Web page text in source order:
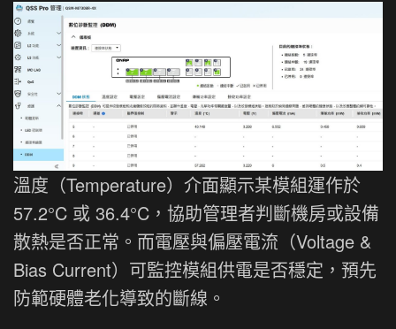
溫度（Temperature）介面顯示某模組運作於
57.2°C 或 36.4°C，協助管理者判斷機房或設備
散熱是否正常。而電壓與偏壓電流（Voltage &
Bias Current）可監控模組供電是否穩定，預先
防範硬體老化導致的斷線。